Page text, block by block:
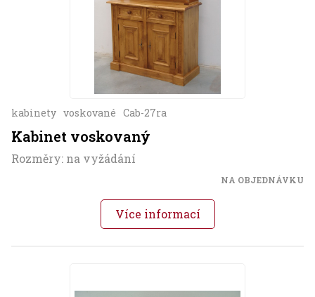
kabinety voskované Cab-27ra
Kabinet voskovaný
Rozměry: na vyžádání
NA OBJEDNÁVKU
Více informací